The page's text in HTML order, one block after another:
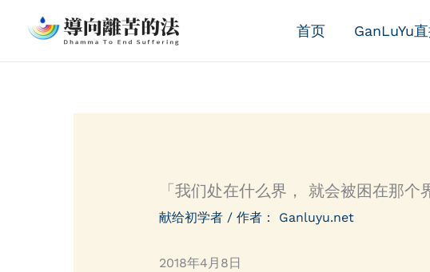
首页 GanLuYu
「我们处在什么界， 就会被困在那个
献给初学者/ 作者： Ganluyu.net
2018年4月8日